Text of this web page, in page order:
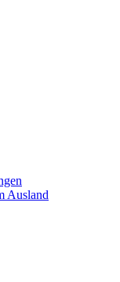
Ausland